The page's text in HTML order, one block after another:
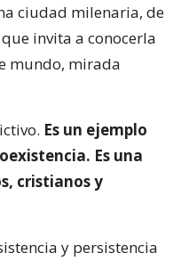
ciudad milenaria, de
invita a conocerla
mundo, mirada
Es un ejemplo
Es una
cristianos y
y persistencia